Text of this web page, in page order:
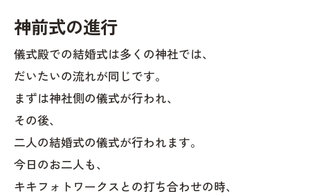
神前式の進行
儀式殿での結婚式は多くの神社では、
だいたいの流れが同じです。
まずは神社側の儀式が行われ、
その後、
二人の結婚式の儀式が行われます。
今日のお二人も、
キキフォトワークスとの打ち合わせの時、